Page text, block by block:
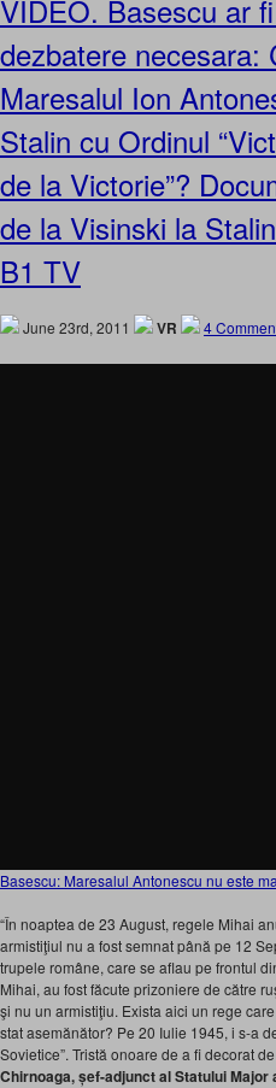
VIDEO. Basescu ar
dezbatere necesara:
Maresalul Ion
Stalin cu Ordinul
de la Victorie”?
de la Visinski la
B1 TV
June 23rd, 2011 VR 4
Basescu: Maresalul Antonescu nu este
“În noaptea de 23 August, regele Mihai
armistiţiul nu a fost semnat până pe 12
trupele române, care se aflau pe frontul
Mihai, au fost făcute prizoniere de către
şi nu un armistiţiu. Exista aici un rege
stat asemănător? Pe 20 Iulie 1945, i s-a
Sovietice”. Tristă onoare de a fi decorat
Chirnoaga, șef-adjunct al Statului Major